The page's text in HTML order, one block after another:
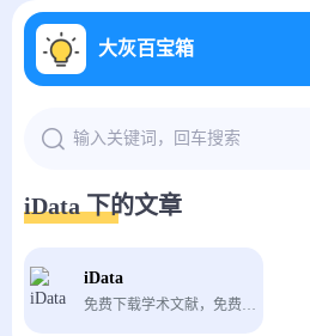
大灰百宝箱
iData 下的文章
iData
免费下载学术文献，免费论文下载。